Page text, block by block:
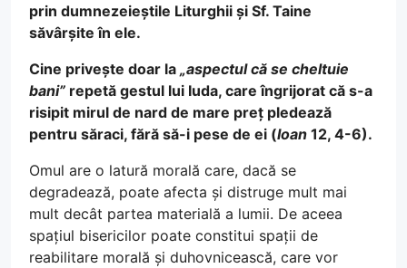
prin dumnezeieștile Liturghii și Sf. Taine
săvârșite în ele.
Cine privește doar la „aspectul că se cheltuie
bani” repetă gestul lui Iuda, care îngrijorat că s-a
risipit mirul de nard de mare preț pledează
pentru săraci, fără să-i pese de ei (Ioan 12, 4-6).
Omul are o latură morală care, dacă se
degradează, poate afecta și distruge mult mai
mult decât partea materială a lumii. De aceea
spațiul bisericilor poate constitui spații de
reabilitare morală și duhovnicească, care vor